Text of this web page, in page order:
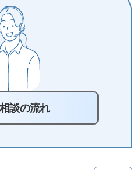
談の流れ